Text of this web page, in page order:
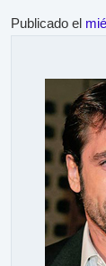
Publicado el